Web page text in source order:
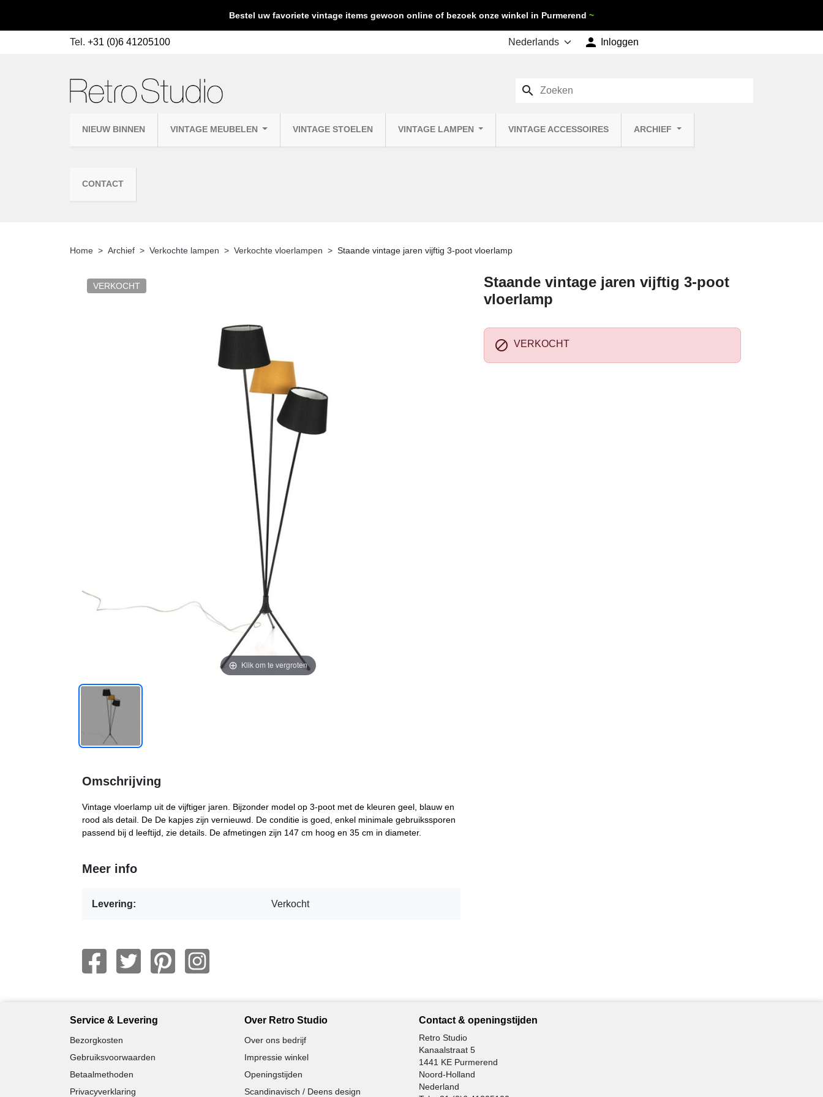
Bestel uw favoriete vintage items gewoon online of bezoek onze winkel in Purmerend ~
Tel. +31 (0)6 41205100  Inloggen
NIEUW BINNEN VINTAGE MEUBELEN VINTAGE STOELEN VINTAGE LAMPEN VINTAGE ACCESSOIRES ARCHIEF
CONTACT
search
Home Archief Verkochte lampen Verkochte vloerlampen Staande vintage jaren vijftig 3-poot vloerlamp
VERKOCHT
Klik om te vergroten
Staande vintage jaren vijftig 3-poot
vloerlamp
 VERKOCHT
Omschrijving
Vintage vloerlamp uit de vijftiger jaren. Bijzonder model op 3-poot met de kleuren geel, blauw en
rood als detail. De De kapjes zijn vernieuwd. De conditie is goed, enkel minimale gebruikssporen
passend bij d leeftijd, zie details. De afmetingen zijn 147 cm hoog en 35 cm in diameter.
Meer info
Levering: Verkocht
Service & Levering
Bezorgkosten
Gebruiksvoorwaarden
Betaalmethoden
Privacyverklaring
Over Retro Studio
Over ons bedrijf
Impressie winkel
Openingstijden
Scandinavisch / Deens design
Contact & openingstijden
Retro Studio
Kanaalstraat 5
1441 KE Purmerend
Noord-Holland
Nederland